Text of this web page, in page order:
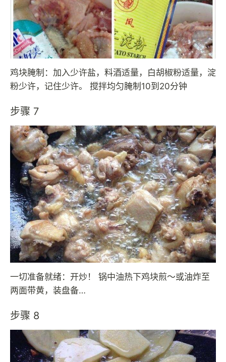
鸡块腌制：加入少许盐，料酒适量，白胡椒粉适量，淀
粉少许，记住少许。 搅拌均匀腌制10到20分钟
步骤 7
一切准备就绪：开炒！ 锅中油热下鸡块煎～或油炸至
两面带黄，装盘备…
步骤 8